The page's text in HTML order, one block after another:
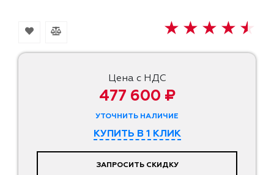
Цена с НДС
477 600 ₽
УТОЧНИТЬ НАЛИЧИЕ
КУПИТЬ В 1 КЛИК
ЗАПРОСИТЬ СКИДКУ